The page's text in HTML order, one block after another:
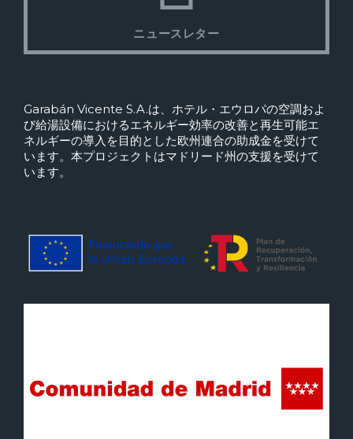
ニュースレター
Garabán Vicente S.A.は、ホテル・エウロパの空調およ
び給湯設備におけるエネルギー効率の改善と再生可能エ
ネルギーの導入を目的とした欧州連合の助成金を受けて
います。本プロジェクトはマドリード州の支援を受けて
います。